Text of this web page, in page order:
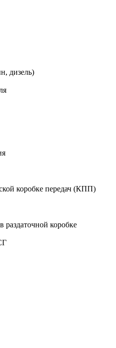
дизель)
коробке передач (КПП)
раздаточной коробке